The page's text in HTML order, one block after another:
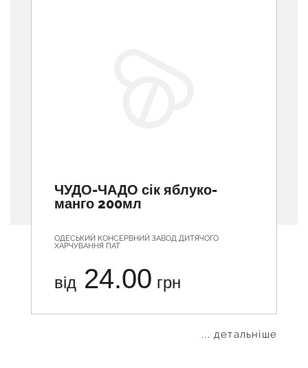
ЧУДО-ЧАДО сік яблуко-
манго 200мл
ОДЕСЬКИЙ КОНСЕРВНИЙ ЗАВОД ДИТЯЧОГО
ХАРЧУВАННЯ ПАТ
від 24.00 грн
... детальніше